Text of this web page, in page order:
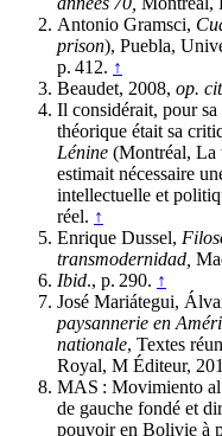
Antonio Gramsci,
prison), Puebla,
p. 412. ↑
Beaudet, 2008, op.
Il considérait, pour
théorique était sa
Lénine (Montréal, La
estimait nécessaire
intellectuelle et
réel. ↑
Enrique Dussel,
transmodernidad,
Ibid., p. 290. ↑
José Mariátegui,
paysannerie en
nationale, Textes
Royal, M Éditeur,
MAS : Movimiento al
de gauche fondé et
pouvoir en Bolivie à